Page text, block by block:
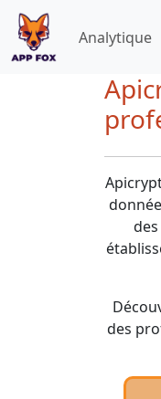
Analytique
des